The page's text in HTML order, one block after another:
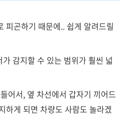
피곤하기 때문에.. 쉽게 알려드릴
감지할 수 있는 범위가 훨씬 넓
어서, 옆 차선에서 갑자기 끼어드
하게 되면 차량도 사람도 놀라겠